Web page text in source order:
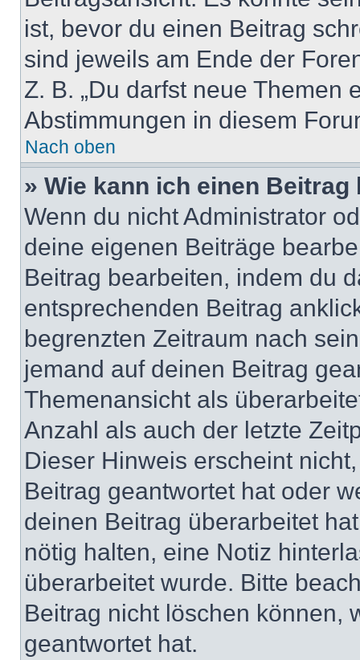
ist, bevor du einen Beitrag
sind jeweils am Ende der
Z. B. „Du darfst neue Themen
Abstimmungen in diesem
Nach oben
» Wie kann ich einen
Wenn du nicht Administrator
deine eigenen Beiträge
Beitrag bearbeiten, indem du
entsprechenden Beitrag
begrenzten Zeitraum nach
jemand auf deinen Beitrag
Themenansicht als
Anzahl als auch der letzte
Dieser Hinweis erscheint
Beitrag geantwortet hat oder
deinen Beitrag überarbeitet
nötig halten, eine Notiz
überarbeitet wurde. Bitte
Beitrag nicht löschen können,
geantwortet hat.